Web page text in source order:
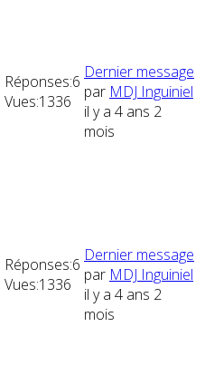
Réponses:6
Vues:1336
Dernier message
par MDJ Inguiniel
il y a 4 ans 2
mois
Réponses:6
Vues:1336
Dernier message
par MDJ Inguiniel
il y a 4 ans 2
mois